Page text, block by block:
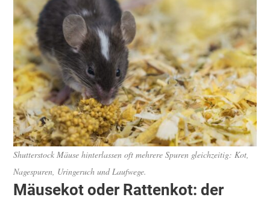
Shutterstock Mäuse hinterlassen oft mehrere Spuren gleichzeitig: Kot,
Nagespuren, Uringeruch und Laufwege.
Mäusekot oder Rattenkot: der